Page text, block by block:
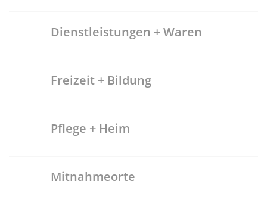
Dienstleistungen + Waren
Freizeit + Bildung
Pflege + Heim
Mitnahmeorte